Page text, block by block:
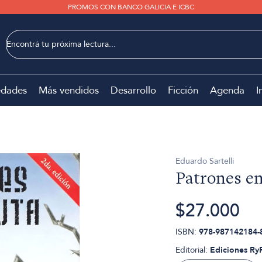
PROMOS CON BANCO GALICIA E ICBC
Más vendidos Desarrollo Ficción Agenda
Eduardo Sartelli
Patrones
$27.000
ISBN: 978-987142184-
Editorial: Ediciones